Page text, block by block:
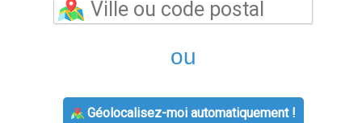
ou
Géolocalisez-moi automatiquement !